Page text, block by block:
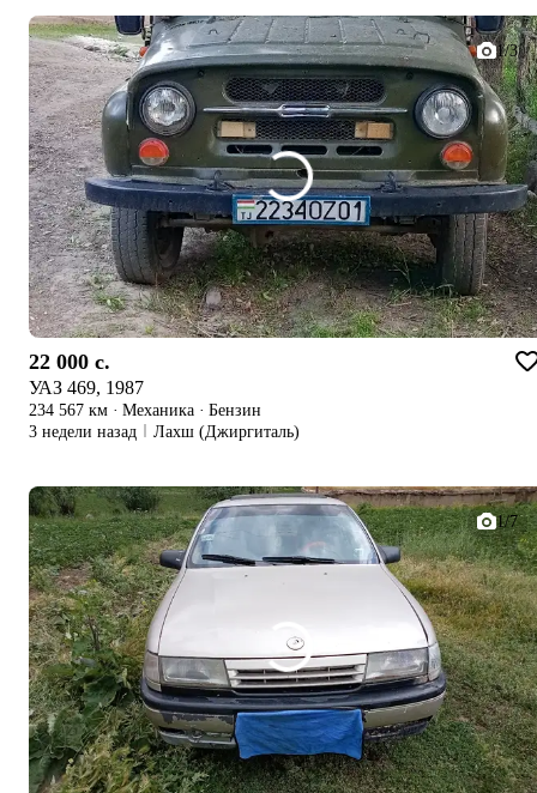
1/3
22 000 c.
УАЗ 469, 1987
234 567 км · Механика · Бензин
3 недели назад
Лахш (Джиргиталь)
1/7